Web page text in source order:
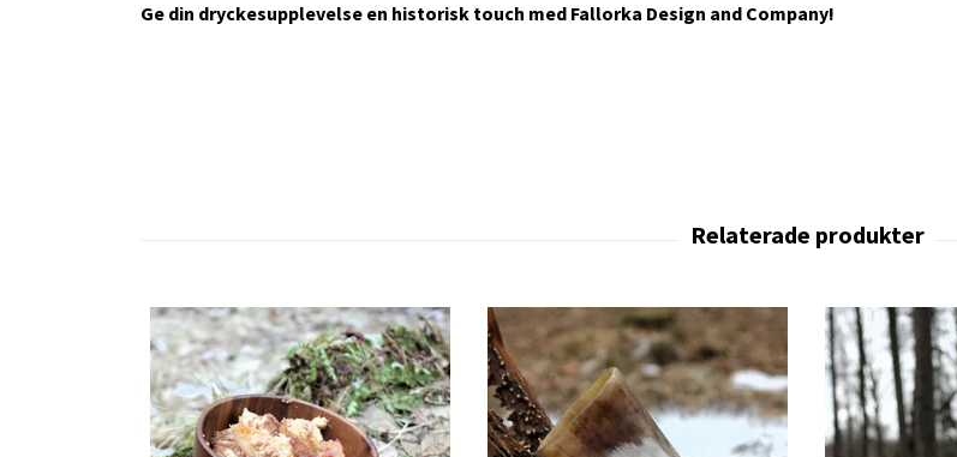
Ge din dryckesupplevelse en historisk touch med Fallorka Design and Company!